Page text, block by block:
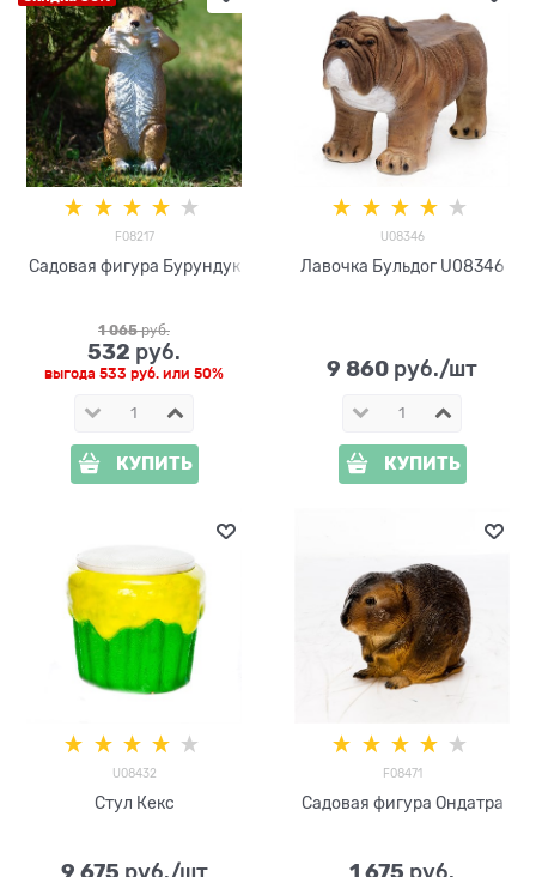
F08217
Садовая фигура Бурундук
1 065 руб.
532 руб.
выгода 533 руб. или 50%
КУПИТЬ
U08346
Лавочка Бульдог U08346
9 860 руб./шт
КУПИТЬ
U08432
Стул Кекс
9 675 руб./шт
F08471
Садовая фигура Ондатра
1 675 руб.